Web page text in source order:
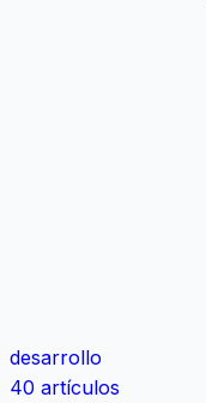
desarrollo
40 artículos